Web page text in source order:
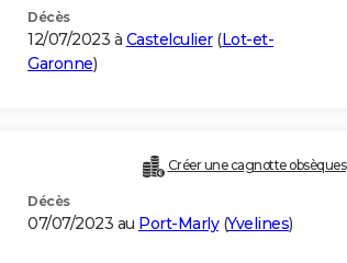
Décès
12/07/2023 à Castelculier(Lot-et-
Garonne)
Créer une cagnotte obsèques
Décès
07/07/2023 au Port-Marly(Yvelines)